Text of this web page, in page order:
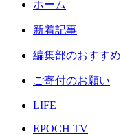
ホーム
新着記事
編集部のおすすめ
ご寄付のお願い
LIFE
EPOCH TV